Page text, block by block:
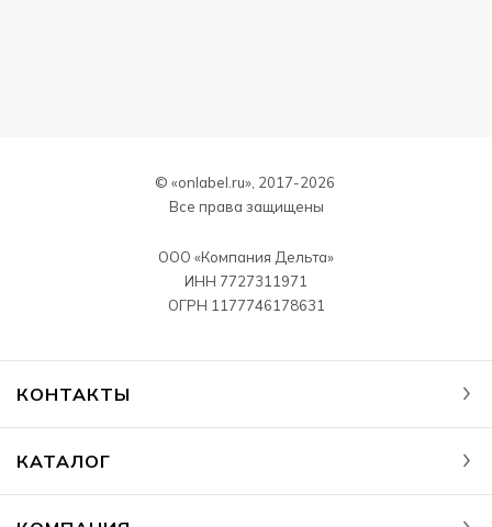
© «onlabel.ru», 2017-2026
Все права защищены
ООО «Компания Дельта»
ИНН 7727311971
ОГРН 1177746178631
КОНТАКТЫ
КАТАЛОГ